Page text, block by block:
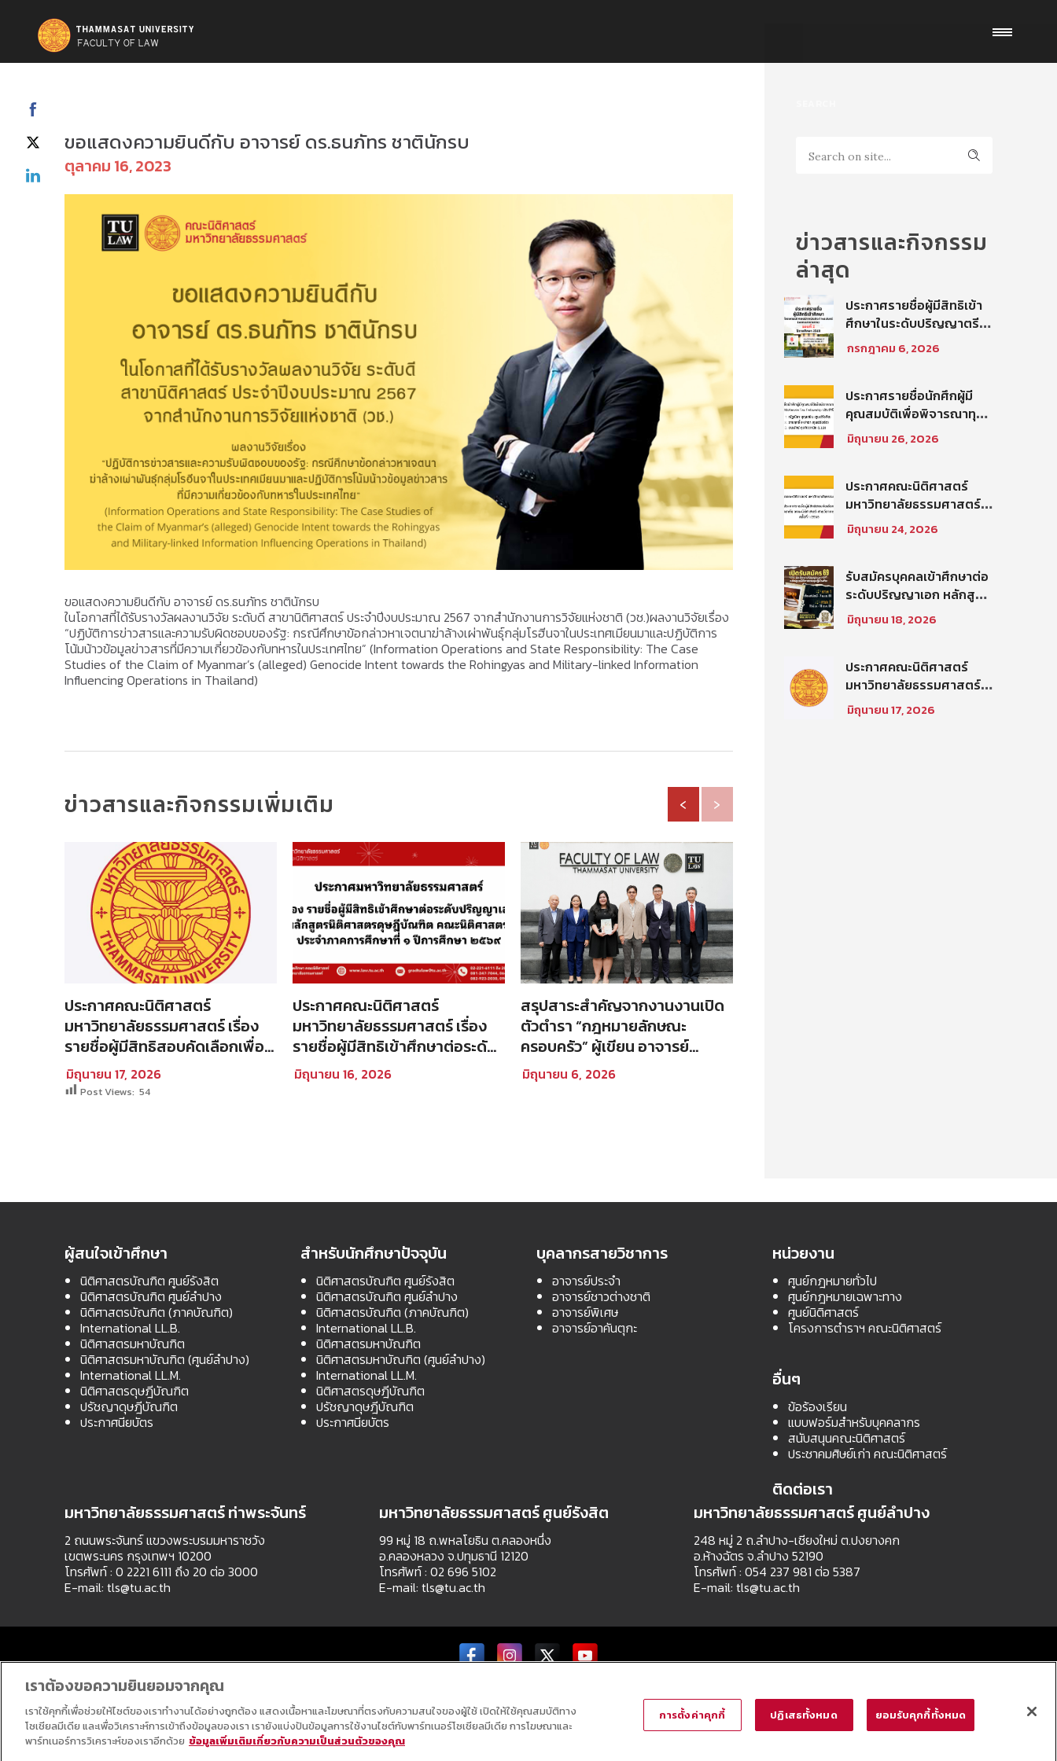
ขอแสดงความยินดีกับ อาจารย์ ดร.ธนภัทร ชาตินักรบ
ตุลาคม 16, 2023
ขอแสดงความยินดีกับ อาจารย์ ดร.ธนภัทร ชาตินักรบ
ในโอกาสที่ได้รับรางวัลผลงานวิจัย ระดับดี สาขานิติศาสตร์ ประจำปีงบประมาณ 2567 จากสำนักงานการวิจัยแห่งชาติ (วช.)ผลงานวิจัยเรื่อง
“ปฏิบัติการข่าวสารและความรับผิดชอบของรัฐ: กรณีศึกษาข้อกล่าวหาเจตนาฆ่าล้างเผ่าพันธุ์กลุ่มโรฮีนจาในประเทศเมียนมาและปฏิบัติการ
โน้มน้าวข้อมูลข่าวสารที่มีความเกี่ยวข้องกับทหารในประเทศไทย” (Information Operations and State Responsibility: The Case
Studies of the Claim of Myanmar’s (alleged) Genocide Intent towards the Rohingyas and Military-linked Information
Influencing Operations in Thailand)
ข่าวสารและกิจกรรมเพิ่มเติม
ประกาศคณะนิติศาสตร์
มหาวิทยาลัยธรรมศาสตร์ เรื่อง
รายชื่อผู้มีสิทธิสอบคัดเลือกเพื่อ
เข้าศึกษาในโครงการนิติศาสตร์
ภาคบัณฑิต ท่าพระจันทร์ คณะ
มิถุนายน 17, 2026
ประกาศคณะนิติศาสตร์
มหาวิทยาลัยธรรมศาสตร์ เรื่อง
รายชื่อผู้มีสิทธิเข้าศึกษาต่อระดับ
ปริญญาเอก หลักสูตรนิติศาสตร
ดุษฎีบัณฑิต คณะนิติศาสตร์
มิถุนายน 16, 2026
สรุปสาระสำคัญจากงานงานเปิด
ตัวตำรา “กฎหมายลักษณะ
ครอบครัว” ผู้เขียน อาจารย์
มาติกา วินิจสร ตอนที่ 2
มิถุนายน 6, 2026
‹ ›
Post Views: 54
ข่าวสารและกิจกรรม
ล่าสุด
ประกาศรายชื่อผู้มีสิทธิเข้า
ศึกษาในระดับปริญญาตรี
โครงการนิติศาสตร์ภาค
บัณฑิต ท่าพระจันทร์ คณะ
ธรรมศาสตร์ ปีการศึกษา
2569 รอบที่ 2
กรกฎาคม 6, 2026
ประกาศรายชื่อนักศึกผู้มี
คุณสมบัติเพื่อพิจารณาทุน
โครงการ Thammasat–
Baker McKenzie Tax
ศึกษา 2569
มิถุนายน 26, 2026
ประกาศคณะนิติศาสตร์
มหาวิทยาลัยธรรมศาสตร์
เรื่อง ประกาศรายชื่อผู้มี
สิทธิสอบคัดเลือกให้เป็น
นิติศาสตร์) สายวิชาการ
ประเภทนักวิจัย ครั้งที่
1/2569
มิถุนายน 24, 2026
รับสมัครบุคคลเข้าศึกษาต่อ
ระดับปริญญาเอก หลักสูตร
นิติศาสตรดุษฎีบัณฑิต คณะ
นิติศาสตร์ มหาวิทยาลัย
การศึกษา ที่ 2 ปีการศึกษา
2569
มิถุนายน 18, 2026
ประกาศคณะนิติศาสตร์
มหาวิทยาลัยธรรมศาสตร์
เรื่อง รายชื่อผู้มีสิทธิสอบคัด
เลือกเพื่อเข้าศึกษาใน
มิถุนายน 17, 2026
ผู้สนใจเข้าศึกษา
นิติศาสตรบัณฑิต ศูนย์รังสิต
นิติศาสตรบัณฑิต ศูนย์ลำปาง
นิติศาสตรบัณฑิต (ภาคบัณฑิต)
International LL.B.
นิติศาสตรมหาบัณฑิต
นิติศาสตรมหาบัณฑิต (ศูนย์ลำปาง)
International LL.M.
นิติศาสตรดุษฎีบัณฑิต
ปรัชญาดุษฎีบัณฑิต
ประกาศนียบัตร
สำหรับนักศึกษาปัจจุบัน
นิติศาสตรบัณฑิต ศูนย์รังสิต
นิติศาสตรบัณฑิต ศูนย์ลำปาง
นิติศาสตรบัณฑิต (ภาคบัณฑิต)
International LL.B.
นิติศาสตรมหาบัณฑิต
นิติศาสตรมหาบัณฑิต (ศูนย์ลำปาง)
International LL.M.
นิติศาสตรดุษฎีบัณฑิต
ปรัชญาดุษฎีบัณฑิต
ประกาศนียบัตร
บุคลากรสายวิชาการ
อาจารย์ประจำ
อาจารย์ชาวต่างชาติ
อาจารย์พิเศษ
อาจารย์อาคันตุกะ
หน่วยงาน
ศูนย์กฎหมายทั่วไป
ศูนย์กฎหมายเฉพาะทาง
ศูนย์นิติศาสตร์
โครงการตำราฯ คณะนิติศาสตร์
อื่นๆ
ข้อร้องเรียน
แบบฟอร์มสำหรับบุคคลากร
สนับสนุนคณะนิติศาสตร์
ประชาคมศิษย์เก่า คณะนิติศาสตร์
ติดต่อเรา
มหาวิทยาลัยธรรมศาสตร์ ท่าพระจันทร์
2 ถนนพระจันทร์ แขวงพระบรมมหาราชวัง
เขตพระนคร กรุงเทพฯ 10200
โทรศัพท์ : 0 2221 6111 ถึง 20 ต่อ 3000
E-mail: tls@tu.ac.th
มหาวิทยาลัยธรรมศาสตร์ ศูนย์รังสิต
99 หมู่ 18 ถ.พหลโยธิน ต.คลองหนึ่ง
อ.คลองหลวง จ.ปทุมธานี 12120
โทรศัพท์ : 02 696 5102
E-mail: tls@tu.ac.th
มหาวิทยาลัยธรรมศาสตร์ ศูนย์ลำปาง
248 หมู่ 2 ถ.ลำปาง-เชียงใหม่ ต.ปงยางคก
อ.ห้างฉัตร จ.ลำปาง 52190
โทรศัพท์ : 054 237 981 ต่อ 5387
E-mail: tls@tu.ac.th
เราต้องขอความยินยอมจากคุณ
เราใช้คุกกี้เพื่อช่วยให้ไซต์ของเราทำงานได้อย่างถูกต้อง แสดงเนื้อหาและโฆษณาที่ตรงกับความสนใจของผู้ใช้ เปิดให้ใช้คุณสมบัติทาง
โซเชียลมีเดีย และเพื่อวิเคราะห์การเข้าถึงข้อมูลของเรา เรายังแบ่งปันข้อมูลการใช้งานไซต์กับพาร์ทเนอร์โซเชียลมีเดีย การโฆษณาและ
พาร์ทเนอร์การวิเคราะห์ของเราอีกด้วย ข้อมูลเพิ่มเติมเกี่ยวกับความเป็นส่วนตัวของคุณ
การตั้งค่าคุกกี้ ปฏิเสธทั้งหมด ยอมรับคุกกี้ทั้งหมด